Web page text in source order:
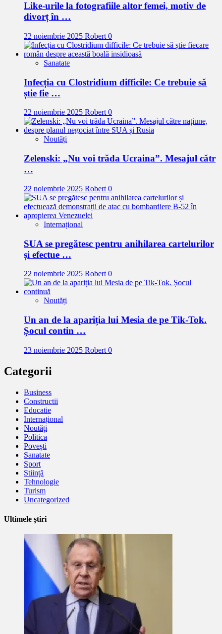
Like-urile la fotografiile altor femei, motiv de
divorț în …
22 noiembrie 2025 Robert 0
Sanatate
Infecția cu Clostridium difficile: Ce trebuie să
știe fie …
22 noiembrie 2025 Robert0
Noutăți
Zelenski: „Nu voi trăda Ucraina”. Mesajul cătr
…
22 noiembrie 2025 Robert 0
Internațional
SUA se pregătesc pentru anihilarea cartelurilor
și efectue …
22 noiembrie 2025 Robert 0
Noutăți
Un an de la apariția lui Mesia de pe Tik-Tok.
Șocul contin …
23 noiembrie 2025 Robert 0
Categorii
Business
Constructii
Educatie
Internațional
Noutăți
Politica
Povești
Sanatate
Sport
Stiință
Tehnologie
Turism
Uncategorized
Ultimele știri